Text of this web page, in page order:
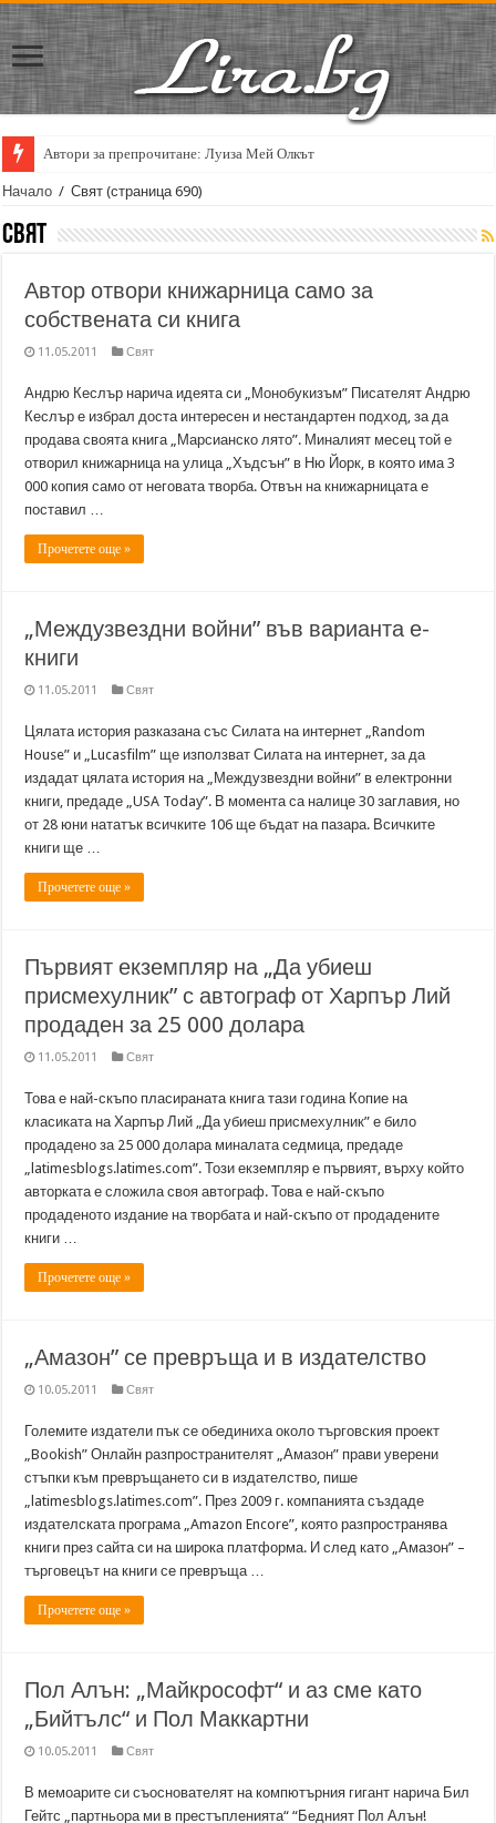
Автори за препрочитане: Луиза Мей Олкът
Начало / Свят (страница 690)
Свят
Автор отвори книжарница само за
собствената си книга
11.05.2011 Свят
Андрю Кеслър нарича идеята си „Монобукизъм” Писателят Андрю
Кеслър е избрал доста интересен и нестандартен подход, за да
продава своята книга „Марсианско лято”. Миналият месец той е
отворил книжарница на улица „Хъдсън” в Ню Йорк, в която има 3
000 копия само от неговата творба. Отвън на книжарницата е
поставил …
Прочетете още »
„Междузвездни войни” във варианта е-
книги
11.05.2011 Свят
Цялата история разказана със Силата на интернет „Random
House” и „Lucasfilm” ще използват Силата на интернет, за да
издадат цялата история на „Междузвездни войни” в електронни
книги, предаде „USA Today”. В момента са налице 30 заглавия, но
от 28 юни нататък всичките 106 ще бъдат на пазара. Всичките
книги ще …
Прочетете още »
Първият екземпляр на „Да убиеш
присмехулник” с автограф от Харпър Лий
продаден за 25 000 долара
11.05.2011 Свят
Това е най-скъпо пласираната книга тази година Копие на
класиката на Харпър Лий „Да убиеш присмехулник” е било
продадено за 25 000 долара миналата седмица, предаде
„latimesblogs.latimes.com”. Този екземпляр е първият, върху който
авторката е сложила своя автограф. Това е най-скъпо
продаденото издание на творбата и най-скъпо от продадените
книги …
Прочетете още »
„Амазон” се превръща и в издателство
10.05.2011 Свят
Големите издатели пък се обединиха около търговския проект
„Bookish” Онлайн разпространителят „Амазон” прави уверени
стъпки към превръщането си в издателство, пише
„latimesblogs.latimes.com”. През 2009 г. компанията създаде
издателската програма „Amazon Encore”, която разпространява
книги през сайта си на широка платформа. И след като „Амазон” –
търговецът на книги се превръща …
Прочетете още »
Пол Алън: „Майкрософт“ и аз сме като
„Бийтълс“ и Пол Маккартни
10.05.2011 Свят
В мемоарите си съоснователят на компютърния гигант нарича Бил
Гейтс „партньора ми в престъпленията“ “Бедният Пол Алън!